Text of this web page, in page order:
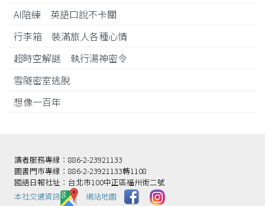
AI陪練 英語口說不卡關
行李箱 裝滿旅人各種心情
超時空解謎 執行湯神密令
雪隧密室逃脫
想像一百年
讀者服務專線：886-2-23921133
圖書門市專線：886-2-23921133轉1108
國語日報社址：台北市100中正區福州街二號
本社交通資訊️
網站地圖